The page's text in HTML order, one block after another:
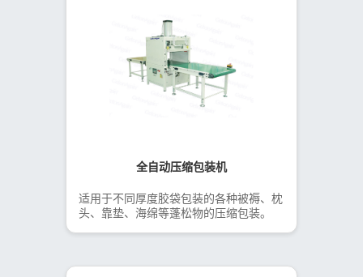
全自动压缩包装机
适用于不同厚度胶袋包装的各种被褥、枕
头、靠垫、海绵等蓬松物的压缩包装。